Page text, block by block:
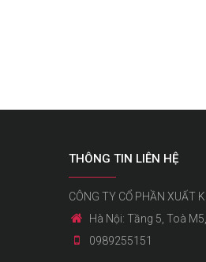
THÔNG TIN LIÊN HỆ
CÔNG TY CỔ PHẦN XUẤT
Hà Nội: Tầng 5, Toà
0989255151